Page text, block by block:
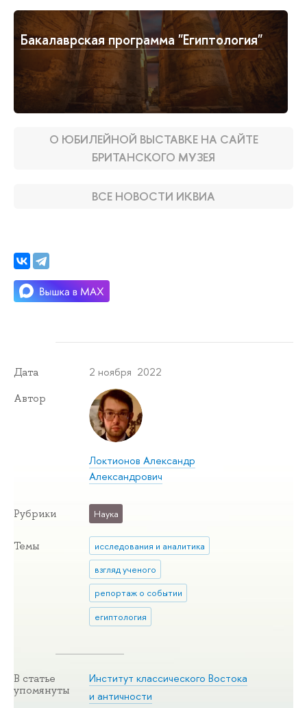
Бакалаврская программа "Египтология"
О ЮБИЛЕЙНОЙ ВЫСТАВКЕ НА САЙТЕ
БРИТАНСКОГО МУЗЕЯ
ВСЕ НОВОСТИ ИКВИА
Дата 2 ноября 2022
Автор
Локтионов Александр
Александрович
Рубрики Наука
Темы
исследования и аналитика
взгляд ученого
репортаж о событии
египтология
В статье
упомянуты
Институт классического Востока
и античности